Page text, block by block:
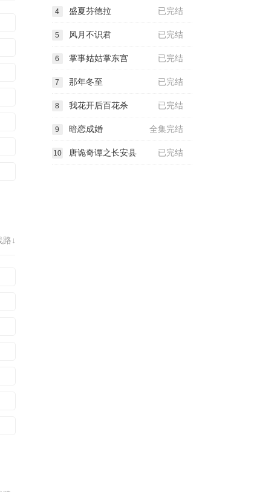
路↓
已完结
4 盛夏芬德拉
已完结
5 风月不识君
已完结
6 掌事姑姑掌东宫
已完结
7 那年冬至
已完结
8 我花开后百花杀
全集完结
9 暗恋成婚
已完结
10 唐诡奇谭之长安县